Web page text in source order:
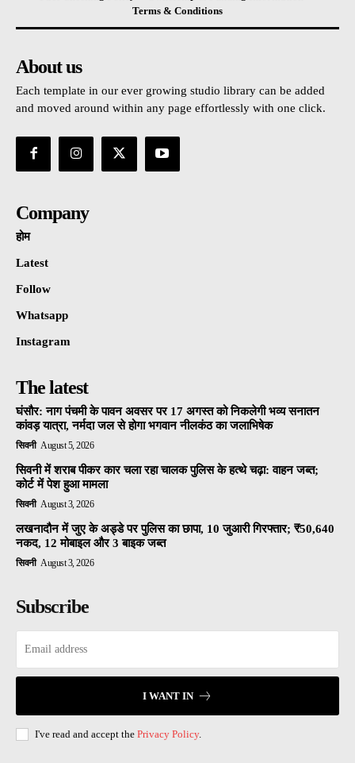
Terms & Conditions
About us
Each template in our ever growing studio library can be added
and moved around within any page effortlessly with one click.
Company
होम
Latest
Follow
Whatsapp
Instagram
The latest
घंसौर: नाग पंचमी के पावन अवसर पर 17 अगस्त को निकलेगी भव्य सनातन
कांवड़ यात्रा, नर्मदा जल से होगा भगवान नीलकंठ का जलाभिषेक
सिवनी August 5, 2026
सिवनी में शराब पीकर कार चला रहा चालक पुलिस के हत्थे चढ़ा: वाहन जब्त;
कोर्ट में पेश हुआ मामला
सिवनी August 3, 2026
लखनादौन में जुए के अड्डे पर पुलिस का छापा, 10 जुआरी गिरफ्तार; ₹50,640
नकद, 12 मोबाइल और 3 बाइक जब्त
सिवनी August 3, 2026
Subscribe
I WANT IN
I've read and accept the Privacy Policy.